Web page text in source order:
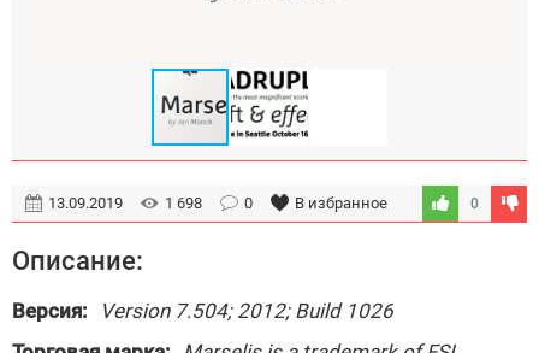
13.09.2019 1 698 0 В избранное 0
Описание:
Версия:
Version 7.504; 2012; Build 1026